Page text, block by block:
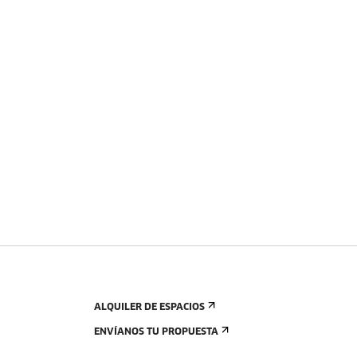
ALQUILER DE ESPACIOS
ENVÍANOS TU PROPUESTA